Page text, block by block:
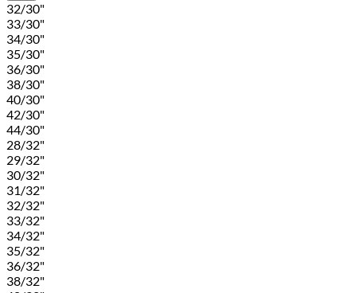
32/30"
33/30"
34/30"
35/30"
36/30"
38/30"
40/30"
42/30"
44/30"
28/32"
29/32"
30/32"
31/32"
32/32"
33/32"
34/32"
35/32"
36/32"
38/32"